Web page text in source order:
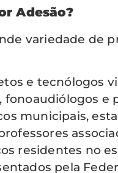
Adesão?
variedade de
e tecnólogos
e
municipais,
residentes no
pela